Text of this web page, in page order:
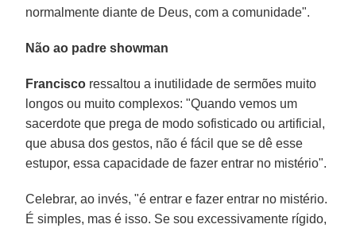
normalmente diante de Deus, com a comunidade".
Não ao padre showman
Francisco ressaltou a inutilidade de sermões muito
longos ou muito complexos: "Quando vemos um
sacerdote que prega de modo sofisticado ou artificial,
que abusa dos gestos, não é fácil que se dê esse
estupor, essa capacidade de fazer entrar no mistério".
Celebrar, ao invés, "é entrar e fazer entrar no mistério.
É simples, mas é isso. Se sou excessivamente rígido,